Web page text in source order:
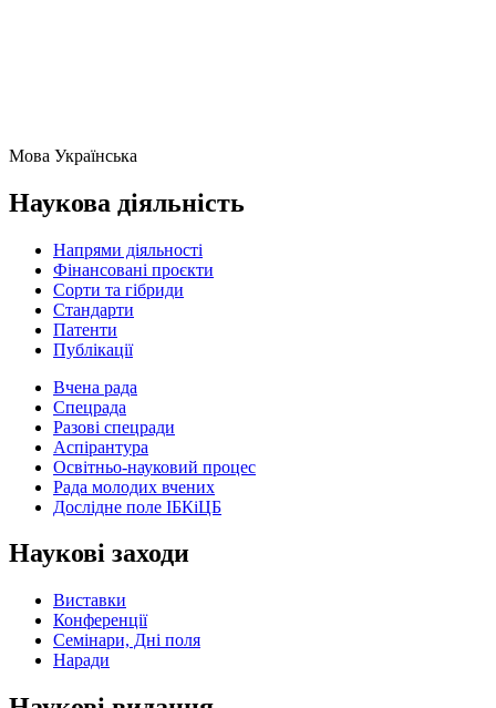
Мова Українська
Наукова діяльність
Напрями діяльності
Фінансовані проєкти
Сорти та гібриди
Стандарти
Патенти
Публікації
Вчена рада
Спецрада
Разові спецради
Аспірантура
Освітньо-науковий процес
Рада молодих вчених
Дослідне поле ІБКіЦБ
Наукові заходи
Виставки
Конференції
Семінари, Дні поля
Наради